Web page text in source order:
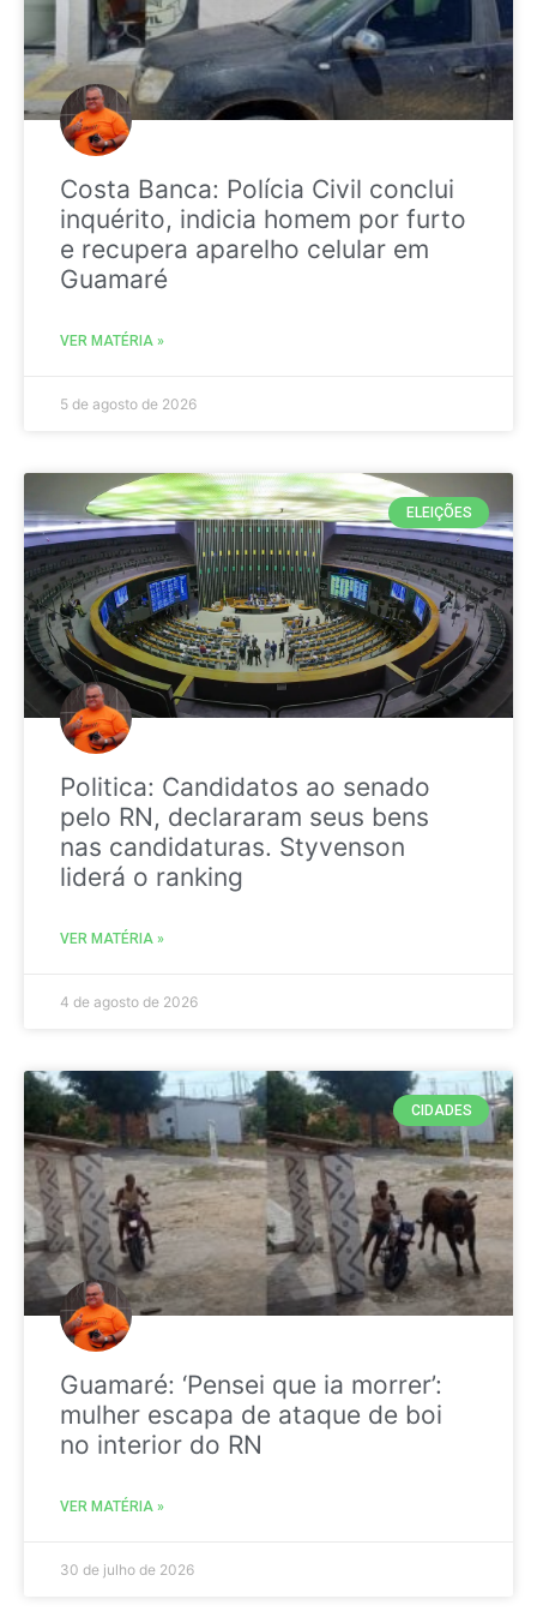
Costa Banca: Polícia Civil conclui
inquérito, indicia homem por furto
e recupera aparelho celular em
Guamaré
VER MATÉRIA »
5 de agosto de 2026
ELEIÇÕES
Politica: Candidatos ao senado
pelo RN, declararam seus bens
nas candidaturas. Styvenson
liderá o ranking
VER MATÉRIA »
4 de agosto de 2026
CIDADES
Guamaré: ‘Pensei que ia morrer’:
mulher escapa de ataque de boi
no interior do RN
VER MATÉRIA »
30 de julho de 2026